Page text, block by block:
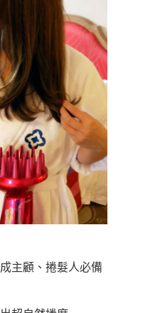
主顧、捲髮人必備